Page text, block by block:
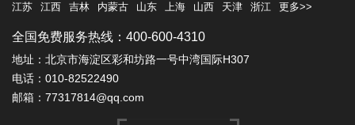
江苏
江西 吉林 内蒙古 山东 上海 山西 天津 浙江 更多>>
全国免费服务热线：400-600-4310
地址：北京市海淀区彩和坊路一号中湾国际H307
电话：010-82522490
邮箱：77317814@qq.com